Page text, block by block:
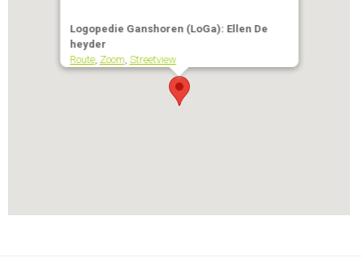
Logopedie Ganshoren (LoGa): Ellen De
heyder
Route, Zoom, Streetview